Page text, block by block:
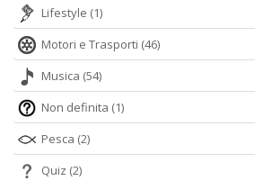
Lifestyle (1)
Motori e Trasporti (46)
Musica (54)
Non definita (1)
Pesca (2)
Quiz (2)